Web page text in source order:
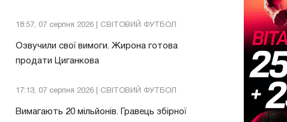
18:57, 07 серпня 2026 | СВІТОВИЙ ФУТБОЛ
Озвучили свої вимоги. Жирона готова
продати Циганкова
17:13, 07 серпня 2026 | СВІТОВИЙ ФУТБОЛ
Вимагають 20 мільйонів. Гравець збірної